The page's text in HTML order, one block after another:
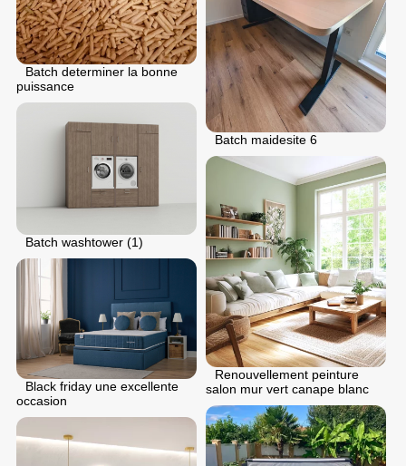
Batch determiner la bonne
puissance
Batch maidesite 6
Batch washtower (1)
Renouvellement peinture
salon mur vert canape blanc
Black friday une excellente
occasion